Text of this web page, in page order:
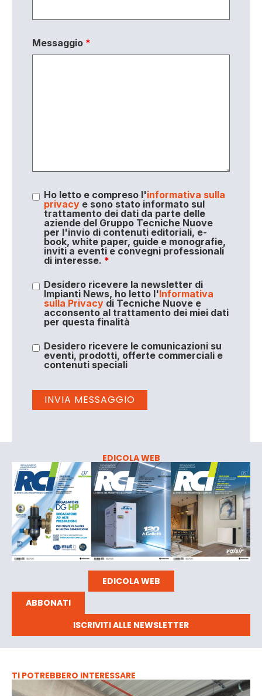
Messaggio *
Ho letto e compreso l'informativa sulla
privacye sono stato informato sul
trattamento dei dati da parte delle
aziende del Gruppo Tecniche Nuove
per l'invio di contenuti editoriali, e-
book, white paper, guide e monografie,
inviti a eventi e convegni professionali
di interesse. *
Desidero ricevere la newsletter di
Impianti News, ho letto l'Informativa
sulla Privacydi Tecniche Nuove e
acconsento al trattamento dei miei dati
per questa finalità
Desidero ricevere le comunicazioni su
eventi, prodotti, offerte commerciali e
contenuti speciali
EDICOLA WEB
EDICOLA WEB
ABBONATI
ISCRIVITI ALLE NEWSLETTER
TI POTREBBERO INTERESSARE